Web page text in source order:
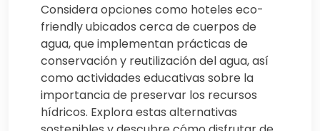
Considera opciones como hoteles eco-
friendly ubicados cerca de cuerpos de
agua, que implementan prácticas de
conservación y reutilización del agua, así
como actividades educativas sobre la
importancia de preservar los recursos
hídricos. Explora estas alternativas